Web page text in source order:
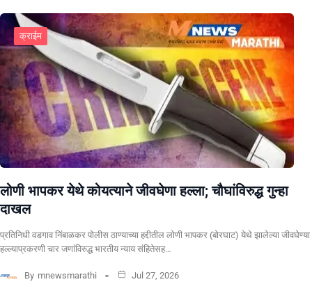
क्राईम
लोणी भापकर येथे कोयत्याने जीवघेणा हल्ला; चौघांविरुद्ध गुन्हा
दाखल
प्रतिनिधी वडगाव निंबाळकर पोलीस ठाण्याच्या हद्दीतील लोणी भापकर (बोरघाट) येथे झालेल्या जीवघेण्या
हल्ल्याप्रकरणी चार जणांविरुद्ध भारतीय न्याय संहितेसह…
By mnewsmarathi Jul 27, 2026